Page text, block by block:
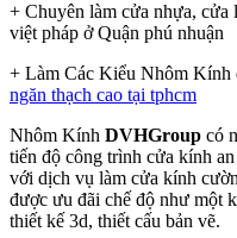
+ Chuyên làm cửa nhựa, cửa
việt pháp ở Quận phú nhuận
+ Làm Các Kiểu Nhôm Kính
ngăn thạch cao tại tphcm
Nhôm Kính DVHGroup có
tiến độ công trình cửa kính
với dịch vụ làm cửa kính
được ưu đãi chế độ như một
thiết kế 3d, thiết cấu bản vẽ.